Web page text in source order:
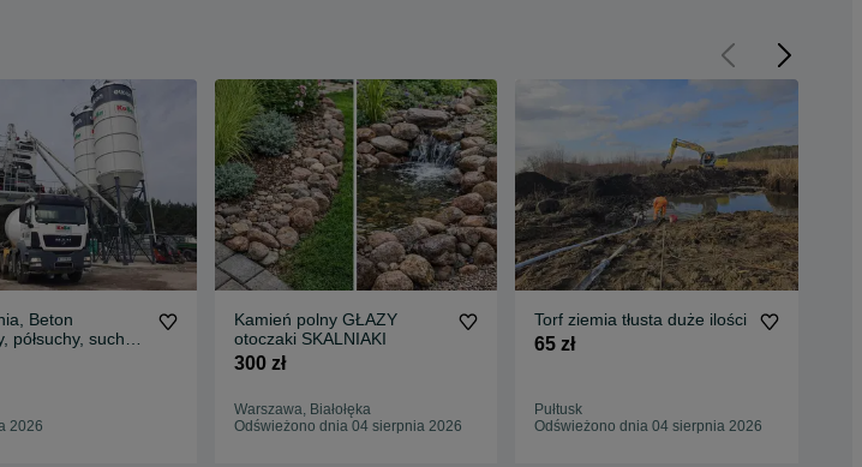
Beton
stabilizacja.
2026
Kamień polny GŁAZY
otoczaki SKALNIAKI
300 zł
Warszawa, Białołęka
Odświeżono dnia 04 sierpnia 2026
Torf ziemia tłusta duże ilości
65 zł
Pułtusk
Odświeżono dnia 04 sierpnia 2026